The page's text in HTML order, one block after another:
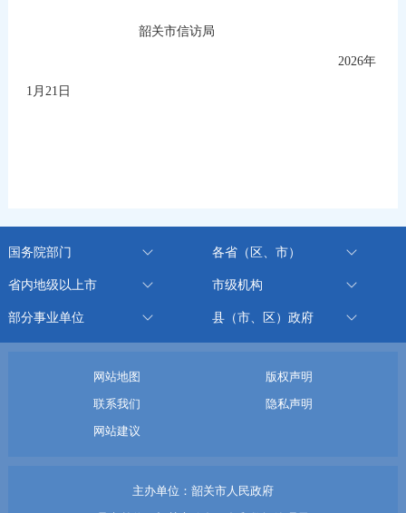
韶关市信访局
2026年
1月21日
国务院部门 各省（区、市）
省内地级以上市 市级机构
部分事业单位 县（市、区）政府
网站地图
版权声明
联系我们
隐私声明
网站建议
主办单位：韶关市人民政府